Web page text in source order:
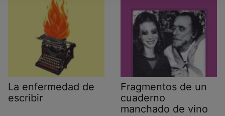
La enfermedad de
escribir
Fragmentos de un
cuaderno
manchado de vino